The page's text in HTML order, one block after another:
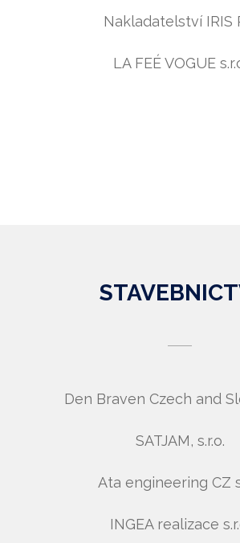
Nakladatelství IRIS
LA FEÉ VOGUE
Den Braven Czech and
SATJAM, s.r.o.
Ata engineering CZ
INGEA realizace